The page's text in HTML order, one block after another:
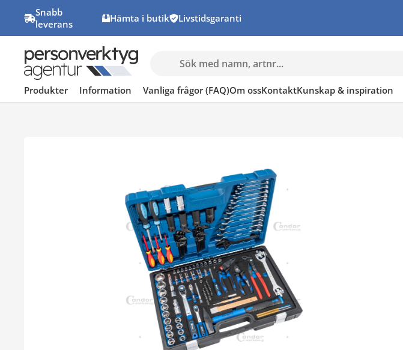
Snabb
leverans
Hämta i butik Livstidsgaranti
Produkter Information Vanliga frågor (FAQ)Om ossKontaktKunskap & inspiration